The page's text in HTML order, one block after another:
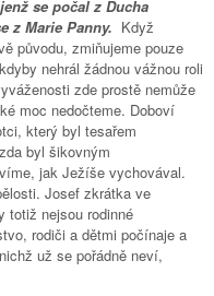
se počal z Ducha
z Marie Panny. Když
původu, zmiňujeme pouze
nehrál žádnou vážnou roli
zde prostě nemůže
moc nedočteme. Doboví
který byl tesařem
byl šikovným
jak Ježíše vychovával.
Josef zkrátka ve
nejsou rodinné
rodiči a dětmi počínaje a
už se pořádně neví,